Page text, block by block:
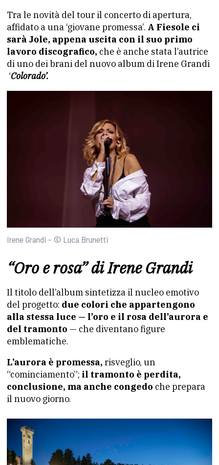
Tra le novità del tour il concerto di apertura,
affidato a una ‘giovane promessa’. A Fiesole ci
sarà Jole, appena uscita con il suo primo
lavoro discografico, che è anche stata l’autrice
di uno dei brani del nuovo album di Irene Grandi
‘Colorado’.
Irene Grandi – © Luca Brunetti
“Oro e rosa” di Irene Grandi
Il titolo dell’album sintetizza il nucleo emotivo
del progetto: due colori che appartengono
alla stessa luce — l’oro e il rosa dell’aurora e
del tramonto — che diventano figure
emblematiche.
L’aurora è promessa, risveglio, un
“cominciamento”; il tramonto è perdita,
conclusione, ma anche congedo che prepara
il nuovo giorno.